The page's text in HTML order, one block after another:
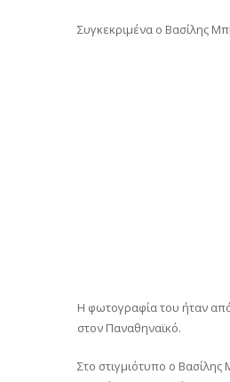
Συγκεκριμένα ο Βασίλης
Η φωτογραφία του ήταν
στον Παναθηναϊκό.
Στο στιγμιότυπο ο